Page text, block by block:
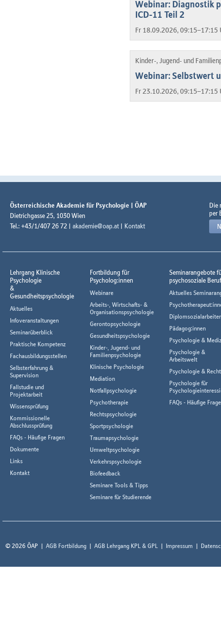
Webinar: Diagnostik
ICD-11 Teil 2
Fr 18.09.2026, 09:15–17:15
Kinder-, Jugend- und
Webinar: Selbstwert
Fr 23.10.2026, 09:15–17:15
Österreichische Akademie für Psychologie | ÖAP
Dietrichgasse 25, 1030 Wien
Tel.: +43/1/407 26 72 | akademie@oap.at | Kontakt
Die
per
Lehrgang Klinische
Psychologie
&
Gesundheitspsychologie
Aktuelles
Infoveranstaltungen
Seminarüberblick
Praktische Kompetenz
Fachausbildungsstellen
Selbsterfahrung &
Supervision
Fallstudie und
Projektarbeit
Wissensprüfung
Kommissionelle
Abschlussprüfung
FAQs - Häufige Fragen
Dokumente
Links
Kontakt
Fortbildung für
Psycholog:innen
Webinare
Arbeits-, Wirtschafts- &
Organisationspsychologie
Gerontopsychologie
Gesundheitspsychologie
Kinder-, Jugend- und
Familienpsychologie
Klinische Psychologie
Mediation
Notfallpsychologie
Psychotherapie
Rechtspsychologie
Sportpsychologie
Traumapsychologie
Umweltpsychologie
Verkehrspsychologie
Biofeedback
Seminare Tools & Tipps
Seminare für Studierende
Seminarangebote
psychosoziale
Aktuelles
Pädagog:innen
Psychologie &
Psychologie &
Arbeitswelt
Psychologie & Recht
Psychologie für
FAQs - Häufige
© 2026 ÖAP AGB Fortbildung AGB Lehrgang KPL & GPL Impressum